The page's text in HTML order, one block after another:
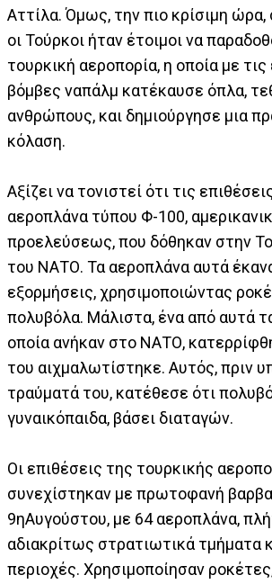
Αττίλα. Όμως, την πιο κρίσιμη ώρα,
οι Τούρκοι ήταν έτοιμοι να
τουρκική αεροπορία, η οποία με
βόμβες ναπάλμ κατέκαυσε όπλα,
ανθρώπους, και δημιούργησε μια
κόλαση.
Αξίζει να τονιστεί ότι τις
αεροπλάνα τύπου Φ-100,
προελεύσεως, που δόθηκαν στην
του ΝΑΤΟ. Τα αεροπλάνα αυτά
εξορμήσεις, χρησιμοποιώντας
πολυβόλα. Μάλιστα, ένα από αυτά
οποία ανήκαν στο ΝΑΤΟ,
του αιχμαλωτίστηκε. Αυτός, πριν
τραύματά του, κατέθεσε ότι
γυναικόπαιδα, βάσει διαταγών.
Οι επιθέσεις της τουρκικής
συνεχίστηκαν με πρωτοφανή
9ηΑυγούστου, με 64 αεροπλάνα,
αδιακρίτως στρατιωτικά τμήματα
περιοχές. Χρησιμοποίησαν